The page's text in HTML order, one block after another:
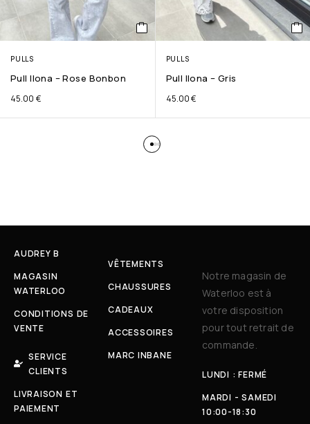
PULLS
Pull Ilona – Rose Bonbon
45.00 €
PULLS
Pull Ilona – Gris
45.00€
AUDREY B
MAGASIN
WATERLOO
CONDITIONS DE
VENTE
SERVICE
CLIENTS
LIVRAISON ET
PAIEMENT
VÊTEMENTS
CHAUSSURES
CADEAUX
ACCESSOIRES
MARC INBANE
Notre magasin de
Waterloo est à
votre disposition
pour tout retrait de
commande.
LUNDI : FERMÉ
MARDI - SAMEDI
10:00-18:30